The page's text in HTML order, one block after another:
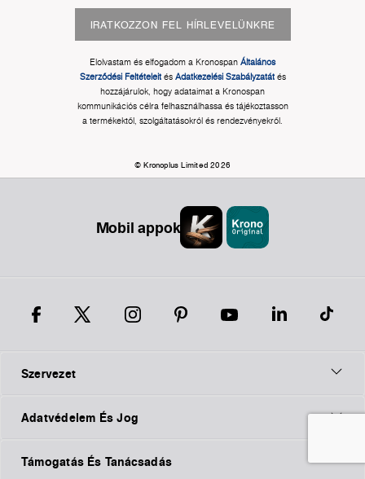
IRATKOZZON FEL HÍRLEVELÜNKRE
Elolvastam és elfogadom a Kronospan Általános
Szerződési Feltételeités Adatkezelési Szabályzatátés
hozzájárulok, hogy adataimat a Kronospan
kommunikációs célra felhasználhassa és tájékoztasson
a termékektől, szolgáltatásokról és rendezvényekről.
© Kronoplus Limited 2026
Mobil appok
Szervezet
Adatvédelem És Jog
Támogatás És Tanácsadás